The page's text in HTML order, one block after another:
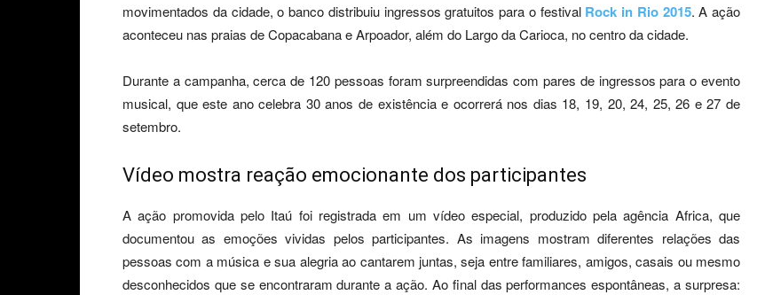
movimentados da cidade, o banco distribuiu ingressos gratuitos para o festival Rock in Rio 2015. A ação
aconteceu nas praias de Copacabana e Arpoador, além do Largo da Carioca, no centro da cidade.
Durante a campanha, cerca de 120 pessoas foram surpreendidas com pares de ingressos para o evento
musical, que este ano celebra 30 anos de existência e ocorrerá nos dias 18, 19, 20, 24, 25, 26 e 27 de
setembro.
Vídeo mostra reação emocionante dos participantes
A ação promovida pelo Itaú foi registrada em um vídeo especial, produzido pela agência Africa, que
documentou as emoções vividas pelos participantes. As imagens mostram diferentes relações das
pessoas com a música e sua alegria ao cantarem juntas, seja entre familiares, amigos, casais ou mesmo
desconhecidos que se encontraram durante a ação. Ao final das performances espontâneas, a surpresa: